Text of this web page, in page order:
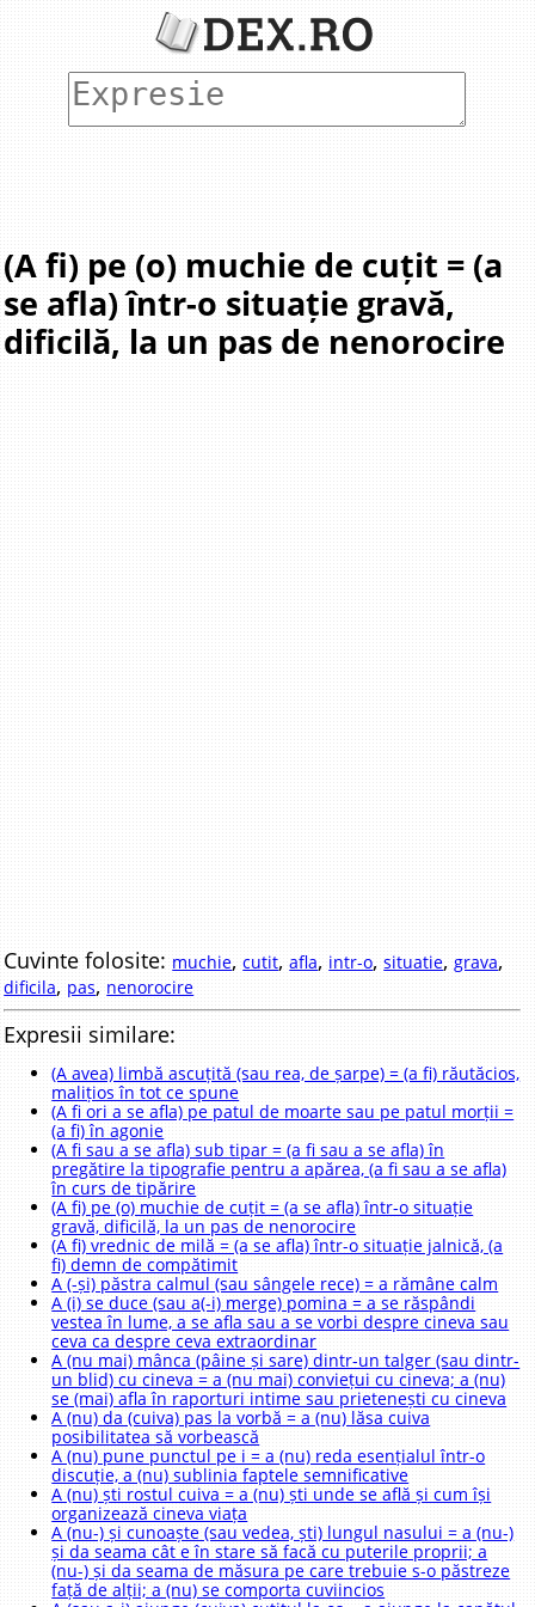
(A fi) pe (o) muchie de cuțit = (a
se afla) într-o situație gravă,
dificilă, la un pas de nenorocire
Cuvinte folosite: muchie,cutit,afla, intr-o,situatie,grava,
dificila, pas, nenorocire
Expresii similare:
(A avea) limbă ascuțită (sau rea, de șarpe) = (a fi) răutăcios,
malițios în tot ce spune
(A fi ori a se afla) pe patul de moarte sau pe patul morții =
(a fi) în agonie
(A fi sau a se afla) sub tipar = (a fi sau a se afla) în
pregătire la tipografie pentru a apărea, (a fi sau a se afla)
în curs de tipărire
(A fi) pe (o) muchie de cuțit = (a se afla) într-o situație
gravă, dificilă, la un pas de nenorocire
(A fi) vrednic de milă = (a se afla) într-o situație jalnică, (a
fi) demn de compătimit
A (-și) păstra calmul (sau sângele rece) = a rămâne calm
A (i) se duce (sau a(-i) merge) pomina = a se răspândi
vestea în lume, a se afla sau a se vorbi despre cineva sau
ceva ca despre ceva extraordinar
A (nu mai) mânca (pâine și sare) dintr-un talger (sau dintr-
un blid) cu cineva = a (nu mai) conviețui cu cineva; a (nu)
se (mai) afla în raporturi intime sau prietenești cu cineva
A (nu) da (cuiva) pas la vorbă = a (nu) lăsa cuiva
posibilitatea să vorbească
A (nu) pune punctul pe i = a (nu) reda esențialul într-o
discuție, a (nu) sublinia faptele semnificative
A (nu) ști rostul cuiva = a (nu) ști unde se află și cum își
organizează cineva viața
A (nu-) și cunoaște (sau vedea, ști) lungul nasului = a (nu-)
și da seama cât e în stare să facă cu puterile proprii; a
(nu-) și da seama de măsura pe care trebuie s-o păstreze
față de alții; a (nu) se comporta cuviincios